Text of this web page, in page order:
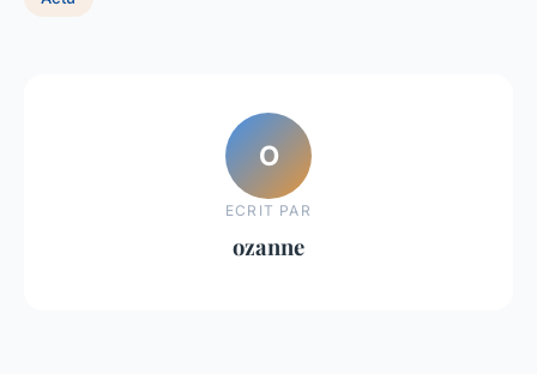
O
ECRIT PAR
ozanne